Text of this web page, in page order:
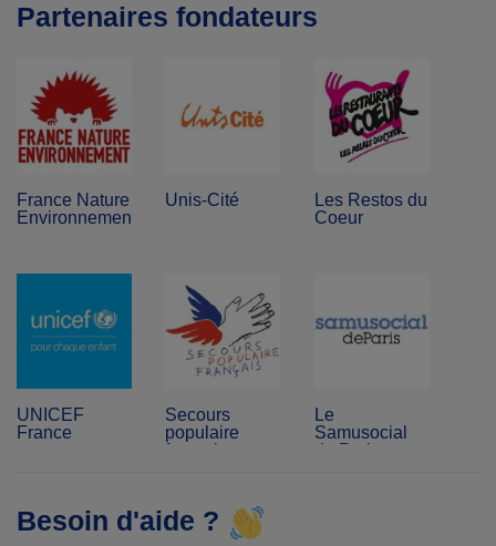
Partenaires fondateurs
France Nature
Environnement
Unis-Cité
Les Restos du
Coeur
UNICEF
France
Secours
populaire
français
Le
Samusocial
de Paris
Besoin d'aide ?